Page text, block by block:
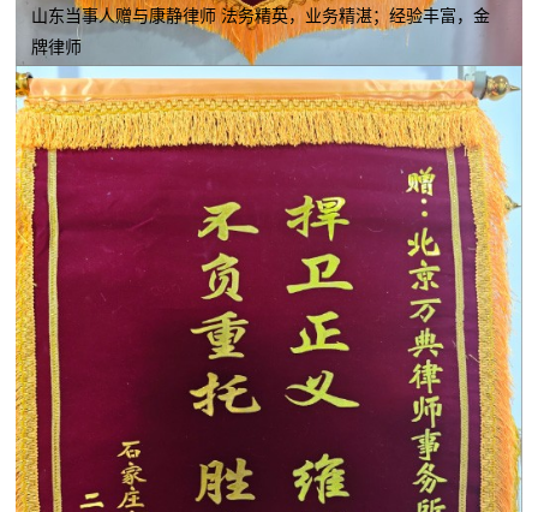
山东当事人赠与康静律师 法务精英，业务精湛；经验丰富，金
牌律师